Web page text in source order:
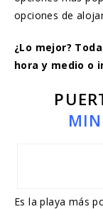
opciones de
¿Lo mejor?
hora y medio o
Es la playa más